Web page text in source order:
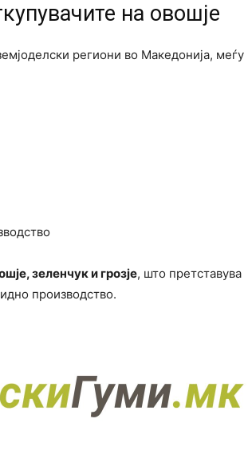
на овошје
региони во Македонија, меѓу
зеленчук и грозје, што претставува
производство.